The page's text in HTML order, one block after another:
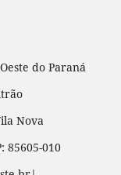
do Paraná
Nova
85605-010